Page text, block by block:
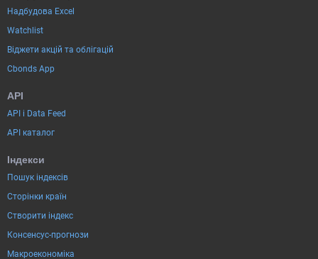
Надбудова Excel
Watchlist
Віджети акцій та облігацій
Cbonds App
API
API і Data Feed
API каталог
Індекси
Пошук індексів
Сторінки країн
Створити індекс
Консенсус-прогнози
Макроекономіка